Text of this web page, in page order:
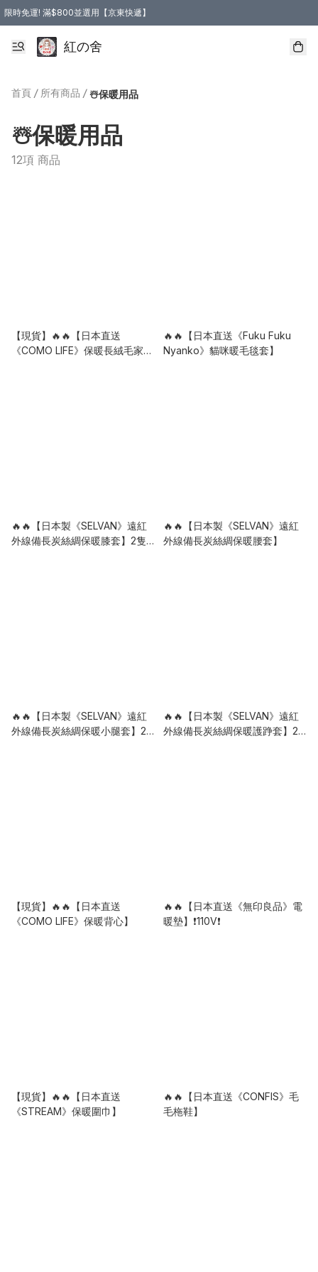
限時免運! 滿$800並選用【京東快遞】
紅の舍
首頁 / 所有商品 / ☃️保暖用品
☃️保暖用品
12項 商品
【現貨】🔥🔥【日本直送
《COMO LIFE》保暖長絨毛家居
🔥🔥【日本直送《Fuku Fuku
Nyanko》貓咪暖毛毯套】
🔥🔥【日本製《SELVAN》遠紅
外線備長炭絲綢保暖膝套】2隻
🔥🔥【日本製《SELVAN》遠紅
外線備長炭絲綢保暖腰套】
🔥🔥【日本製《SELVAN》遠紅
外線備長炭絲綢保暖小腿套】2
🔥🔥【日本製《SELVAN》遠紅
外線備長炭絲綢保暖護踭套】2
【現貨】🔥🔥【日本直送
《COMO LIFE》保暖背心】
🔥🔥【日本直送《無印良品》電
暖墊】❗110V❗
【現貨】🔥🔥【日本直送
《STREAM》保暖圍巾】
🔥🔥【日本直送《CONFIS》毛
毛柂鞋】